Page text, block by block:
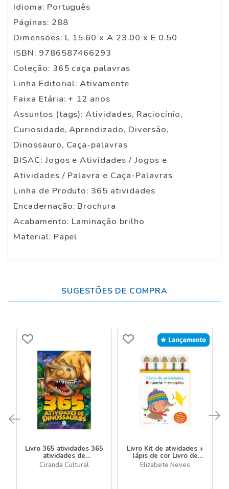
Idioma: Português
Páginas: 288
Dimensões: L 15.60 x A 23.00 x E 0.50
ISBN: 9786587466293
Coleção: 365 caça palavras
Linha Editorial: Ativamente
Faixa Etária: + 12 anos
Assuntos (tags): Atividades, Raciocínio,
Curiosidade, Aprendizado, Diversão,
Dinossauro, Caça-palavras
BISAC: Jogos e Atividades / Jogos e
Atividades / Palavra e Caça-Palavras
Linha de Produto: 365 atividades
Encadernação: Brochura
Acabamento: Laminação brilho
Material: Papel
SUGESTÕES DE COMPRA
Livro 365 atividades 365
atividades de
dinossauros
Ciranda Cultural
Livro Kit de atividades +
lápis de cor Livro de
atividades o novelo de
Elizabete Neves